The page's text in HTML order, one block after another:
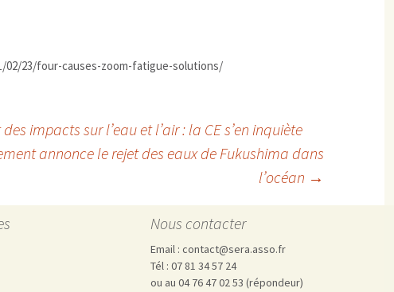
Vie sociale
23/four-causes-zoom-fatigue-solutions/
impacts sur l’eau et l’air : la CE s’en inquiète
annonce le rejet des eaux de Fukushima dans
l’océan →
Nous contacter
Email : contact@sera.asso.fr
Tél : 07 81 34 57 24
ou au 04 76 47 02 53 (répondeur)